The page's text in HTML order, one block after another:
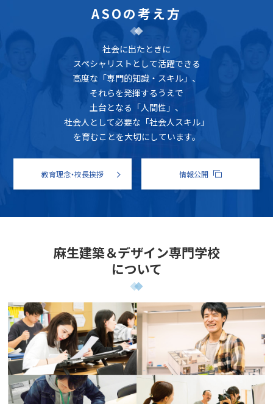
ASOの考え方
社会に出たときに
スペシャリストとして活躍できる
高度な「専門的知識・スキル」、
それらを発揮するうえで
土台となる「人間性」、
社会人として必要な「社会人スキル」
を育むことを大切にしています。
教育理念・校長挨拶 情報公開
麻生建築＆デザイン専門学校
について